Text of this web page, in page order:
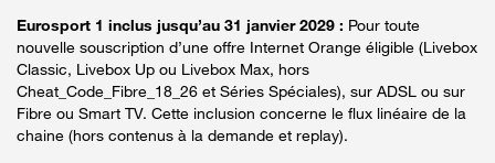
Eurosport 1 inclus jusqu’au 31 janvier 2029 : Pour toute
nouvelle souscription d’une offre Internet Orange éligible (Livebox
Classic, Livebox Up ou Livebox Max, hors
Cheat_Code_Fibre_18_26 et Séries Spéciales), sur ADSL ou sur
Fibre ou Smart TV. Cette inclusion concerne le flux linéaire de la
chaine (hors contenus à la demande et replay).